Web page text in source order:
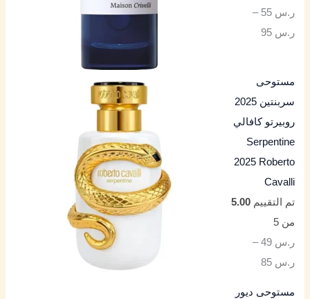
ر.س 55
–
ر.س 95
مستوحى
سربنتين 2025
روبيرتو كافالي
Serpentine
2025 Roberto
Cavalli
تم التقييم5.00
من 5
ر.س 49
–
ر.س 85
مستوحى ديور